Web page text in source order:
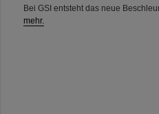
Bei GSI entsteht das neue
mehr.